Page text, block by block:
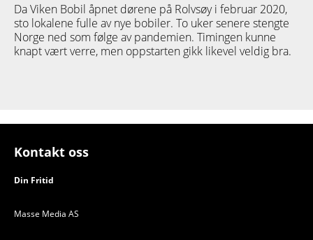
Da Viken Bobil åpnet dørene på Rolvsøy i februar 2020,
sto lokalene fulle av nye bobiler. To uker senere stengte
Norge ned som følge av pandemien. Timingen kunne
knapt vært verre, men oppstarten gikk likevel veldig bra.
Kontakt oss
Din Fritid
Masse Media AS